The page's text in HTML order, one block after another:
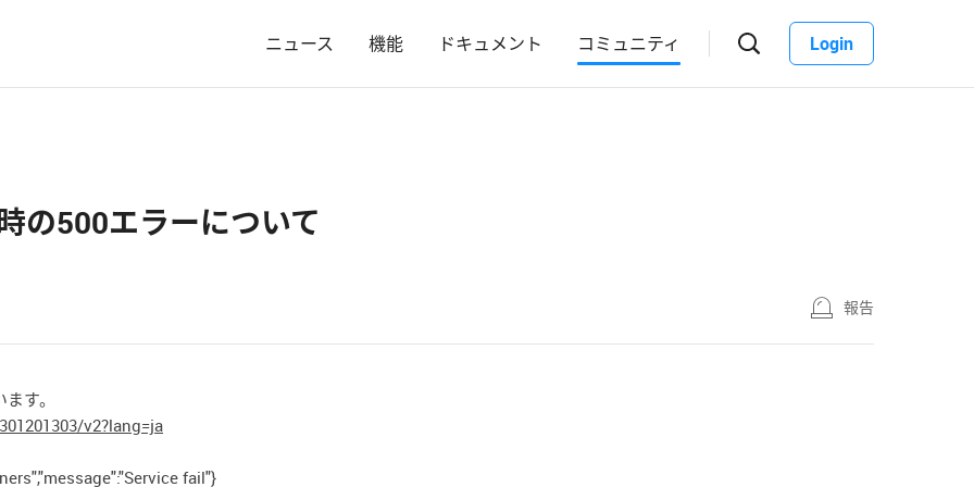
ニュース 機能 ドキュメント コミュニティ Login
の500エラーについて
報告
す。
v2?lang=ja
fail"}